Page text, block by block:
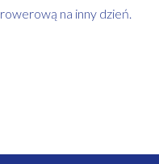
na inny dzień.